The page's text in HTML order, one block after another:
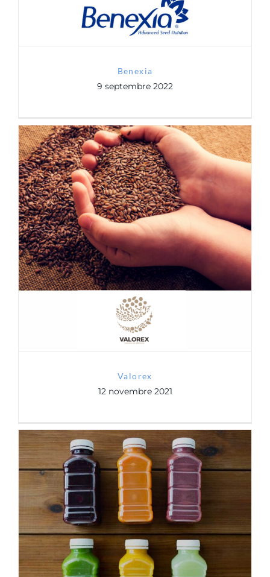
Benexia
9 septembre 2022
Valorex
Valorex
12 novembre 2021
Nutrilo